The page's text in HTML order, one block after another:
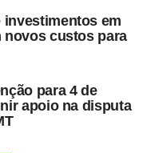
de semanas de
vice. Antes de ser
pré-candidatura
contribuir com a
as críticas e
investimentos em
novos custos para
para 4 de
apoio na disputa